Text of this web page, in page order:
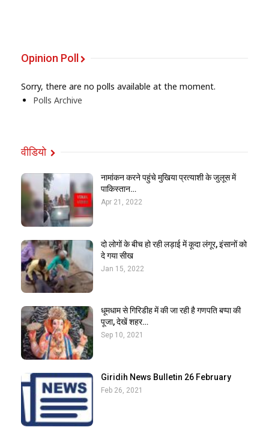
Opinion Poll
Sorry, there are no polls available at the moment.
Polls Archive
वीडियो
नामांकन करने पहुंचे मुखिया प्रत्याशी के जुलूस में
पाकिस्तान…
Apr 21, 2022
दो लोगों के बीच हो रही लड़ाई में कूदा लंगूर, इंसानों को
दे गया सीख
Jan 15, 2022
धूमधाम से गिरिडीह में की जा रही है गणपति बप्पा की
पूजा, देखें शहर…
Sep 10, 2021
Giridih News Bulletin 26 February
Feb 26, 2021